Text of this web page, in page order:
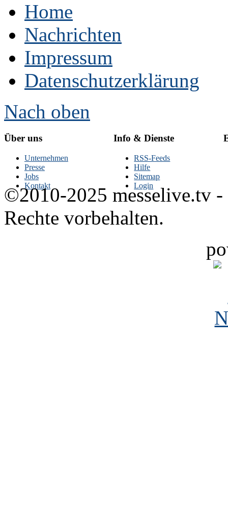
Home
Nachrichten
Impressum
Datenschutzerklärung
Nach oben
Über uns
Unternehmen
Presse
Jobs
Kontakt
Info & Dienste
RSS-Feeds
Hilfe
Sitemap
Login
©2010-2025 messelive.tv -
Rechte vorbehalten.